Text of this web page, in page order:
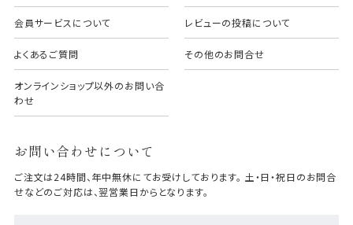
会員サービスについて レビューの投稿について
よくあるご質問 その他のお問合せ
オンラインショップ以外のお問い合
わせ
お問い合わせについて
ご注文は24時間、年中無休にてお受けしております。 土・日・祝日のお問合
せなどのご対応は、翌営業日からとなります。